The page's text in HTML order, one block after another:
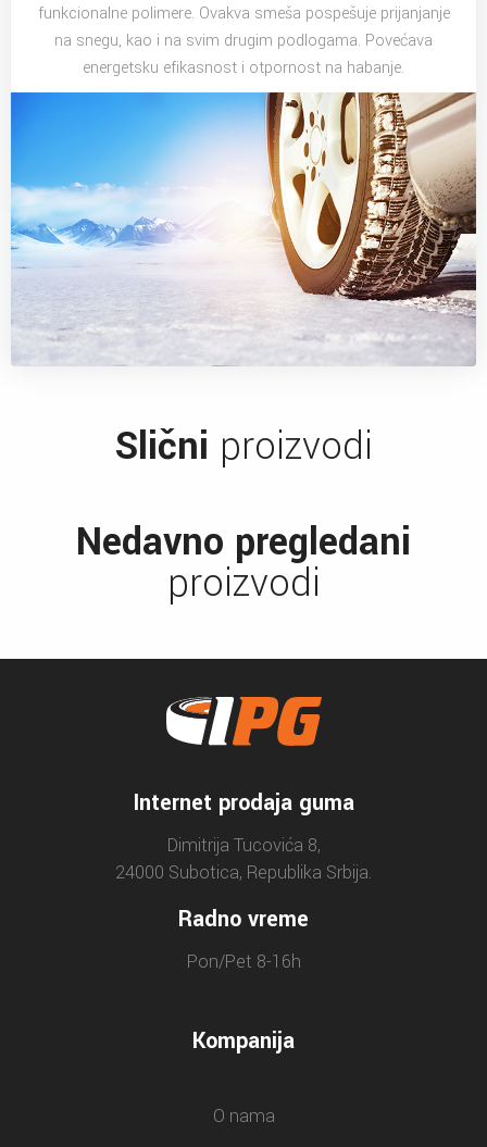
funkcionalne polimere. Ovakva smeša pospešuje prijanjanje
na snegu, kao i na svim drugim podlogama. Povećava
energetsku efikasnost i otpornost na habanje.
Slični proizvodi
Nedavno pregledani
proizvodi
Internet prodaja guma
Dimitrija Tucovića 8,
24000 Subotica, Republika Srbija.
Radno vreme
Pon/Pet 8-16h
Kompanija
O nama